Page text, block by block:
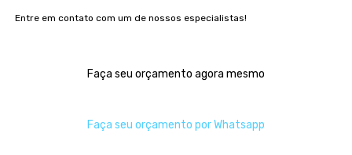
Entre em contato com um de nossos especialistas!
Faça seu orçamento agora mesmo
Faça seu orçamento por Whatsapp